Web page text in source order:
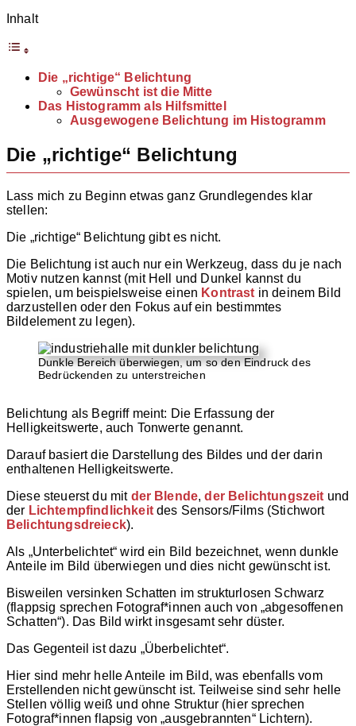
Inhalt
Die „richtige“ Belichtung
Gewünscht ist die Mitte
Das Histogramm als Hilfsmittel
Ausgewogene Belichtung im Histogramm
Die „richtige“ Belichtung
Lass mich zu Beginn etwas ganz Grundlegendes klar
stellen:
Die „richtige“ Belichtung gibt es nicht.
Die Belichtung ist auch nur ein Werkzeug, dass du je nach
Motiv nutzen kannst (mit Hell und Dunkel kannst du
spielen, um beispielsweise einen Kontrast in deinem Bild
darzustellen oder den Fokus auf ein bestimmtes
Bildelement zu legen).
Dunkle Bereich überwiegen, um so den Eindruck des
Bedrückenden zu unterstreichen
Belichtung als Begriff meint: Die Erfassung der
Helligkeitswerte, auch Tonwerte genannt.
Darauf basiert die Darstellung des Bildes und der darin
enthaltenen Helligkeitswerte.
Diese steuerst du mit der Blende,der Belichtungszeit und
der Lichtempfindlichkeitdes Sensors/Films (Stichwort
Belichtungsdreieck).
Als „Unterbelichtet“ wird ein Bild bezeichnet, wenn dunkle
Anteile im Bild überwiegen und dies nicht gewünscht ist.
Bisweilen versinken Schatten im strukturlosen Schwarz
(flappsig sprechen Fotograf*innen auch von „abgesoffenen
Schatten“). Das Bild wirkt insgesamt sehr düster.
Das Gegenteil ist dazu „Überbelichtet“.
Hier sind mehr helle Anteile im Bild, was ebenfalls vom
Erstellenden nicht gewünscht ist. Teilweise sind sehr helle
Stellen völlig weiß und ohne Struktur (hier sprechen
Fotograf*innen flapsig von „ausgebrannten“ Lichtern).